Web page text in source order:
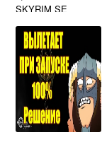
SKYRIM SE